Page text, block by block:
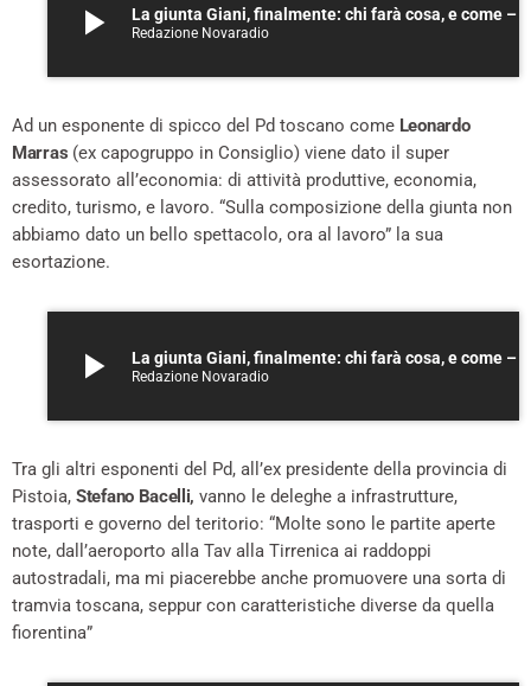
play_arrow Redazione Novaradio
Ad un esponente di spicco del Pd toscano come Leonardo
Marras (ex capogruppo in Consiglio) viene dato il super
assessorato all’economia: di attività produttive, economia,
credito, turismo, e lavoro. “Sulla composizione della giunta non
abbiamo dato un bello spettacolo, ora al lavoro” la sua
esortazione.
play_arrow Redazione Novaradio
Tra gli altri esponenti del Pd, all’ex presidente della provincia di
Pistoia, Stefano Bacelli, vanno le deleghe a infrastrutture,
trasporti e governo del teritorio: “Molte sono le partite aperte
note, dall’aeroporto alla Tav alla Tirrenica ai raddoppi
autostradali, ma mi piacerebbe anche promuovere una sorta di
tramvia toscana, seppur con caratteristiche diverse da quella
fiorentina”